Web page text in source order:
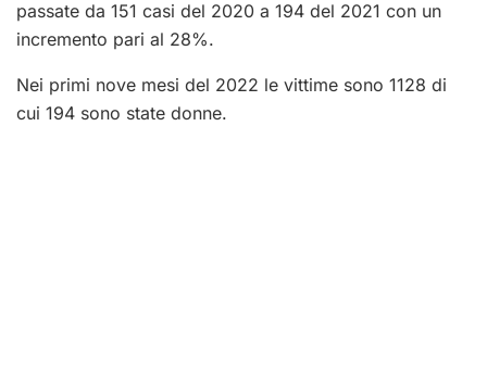
passate da 151 casi del 2020 a 194 del 2021 con un
incremento pari al 28%.
Nei primi nove mesi del 2022 le vittime sono 1128 di
cui 194 sono state donne.